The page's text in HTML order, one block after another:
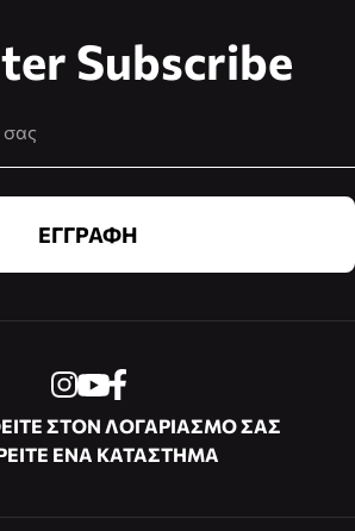
Subscribe
ΕΓΓΡΑΦΗ
ΣΤΟΝ ΛΟΓΑΡΙΑΣΜΟ ΣΑΣ
ΕΝΑ ΚΑΤΑΣΤΗΜΑ